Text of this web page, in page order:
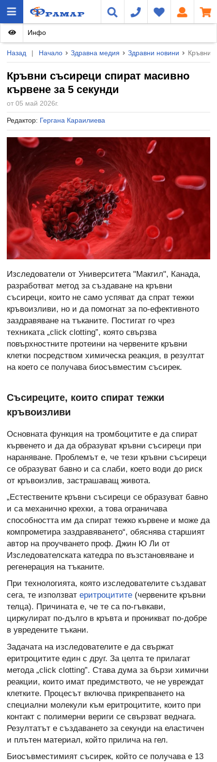
Назад | Начало Здравна медия Здравни новини Кръвни
Кръвни съсиреци спират масивно
кървене за 5 секунди
от 05 май 2026г.
Редактор: Гергана Караилиева
Инфо
Изследователи от Университета "Макгил", Канада,
разработват метод за създаване на кръвни
съсиреци, които не само успяват да спрат тежки
кръвоизливи, но и да помогнат за по-ефективното
заздравяване на тъканите. Постигат го чрез
техниката „click clotting”, която свързва
повърхностните протеини на червените кръвни
клетки посредством химическа реакция, в резултат
на което се получава биосъвместим съсирек.
Съсиреците, които спират тежки
кръвоизливи
Основната функция на тромбоцитите е да спират
кървенето и да да образуват кръвни съсиреци при
нараняване. Проблемът е, че тези кръвни съсиреци
се образуват бавно и са слаби, което води до риск
от кръвоизлив, застрашаващ живота.
„Естествените кръвни съсиреци се образуват бавно
и са механично крехки, а това ограничава
способността им да спират тежко кървене и може да
компрометира заздравяването“, обяснява старшият
автор на проучването проф. Джин Ю Ли от
Изследователската катедра по възстановяване и
регенерация на тъканите.
При технологията, която изследователите създават
сега, те използват еритроцитите (червените кръвни
телца). Причината е, че те са по-гъвкави,
циркулират по-дълго в кръвта и проникват по-добре
в увредените тъкани.
Задачата на изследователите е да свържат
еритроцитите един с друг. За целта те прилагат
метода „click clotting”. Става дума за бързи химични
реакции, които имат предимството, че не увреждат
клетките. Процесът включва прикрепването на
специални молекули към еритроцитите, които при
контакт с полимерни вериги се свързват веднага.
Резултатът е създаването за секунди на еластичен
и плътен материал, който прилича на гел.
Биосъвместимият съсирек, който се получава е 13